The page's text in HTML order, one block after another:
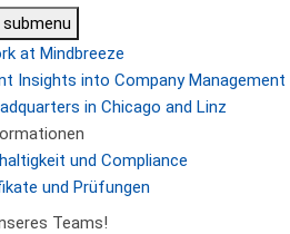
at Mindbreeze
Insights into Company Management
in Chicago and Linz
und Compliance
und Prüfungen
Teams!